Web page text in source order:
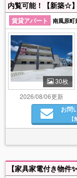
賃貸アパート
南風原町
30枚
2026/08/06更新
お問
【